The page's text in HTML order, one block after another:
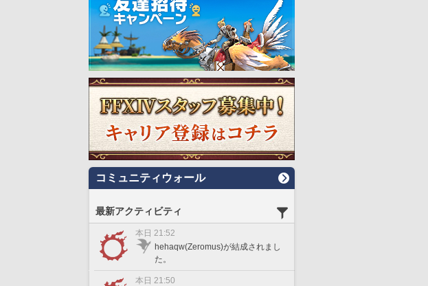
コミュニティウォール
最新アクティビティ
本日 21:52
hehaqw(Zeromus)が結成されまし
た。
本日 21:50